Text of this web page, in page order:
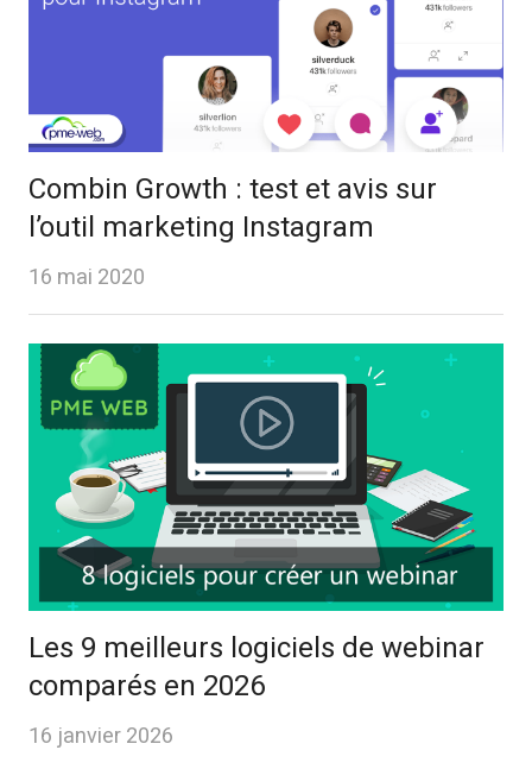
Combin Growth : test et avis sur
l’outil marketing Instagram
16 mai 2020
Les 9 meilleurs logiciels de webinar
comparés en 2026
16 janvier 2026